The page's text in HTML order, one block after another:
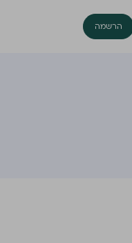
הרשמה